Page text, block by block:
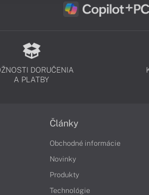
DORUČENIA
A PLATBY
Články
Obchodné informácie
Novinky
Produkty
Technológie